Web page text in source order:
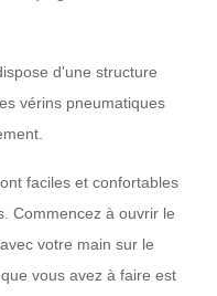
d'une structure
vérins pneumatiques
faciles et confortables
Commencez à ouvrir le
votre main sur le
vous avez à faire est